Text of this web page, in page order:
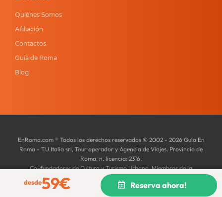
desde59€ Reserva ahora!
Quiénes Somos
Afiliación
Contactos
Guía de Roma
Blog
EnRoma.com ® Todos los derechos reservados © 2002 - 2026 Guía En
Roma - TU Italia srl, Tour operador y Agencia de Viajes. Provincia de
Roma, n. licencia: 2316.
Co-fundadores de Cultura y Turismo Urbano. Miembros de la
Asociación Tinta Hispana en Roma y de la Federación Italiana de
Agencias de Viaje y Tour Operadores.